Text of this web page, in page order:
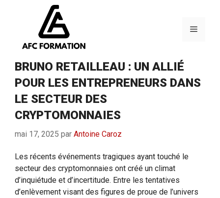
Menu
BRUNO RETAILLEAU : UN ALLIÉ
POUR LES ENTREPRENEURS DANS
LE SECTEUR DES
CRYPTOMONNAIES
mai 17, 2025 par Antoine Caroz
Les récents événements tragiques ayant touché le
secteur des cryptomonnaies ont créé un climat
d’inquiétude et d’incertitude. Entre les tentatives
d’enlèvement visant des figures de proue de l’univers